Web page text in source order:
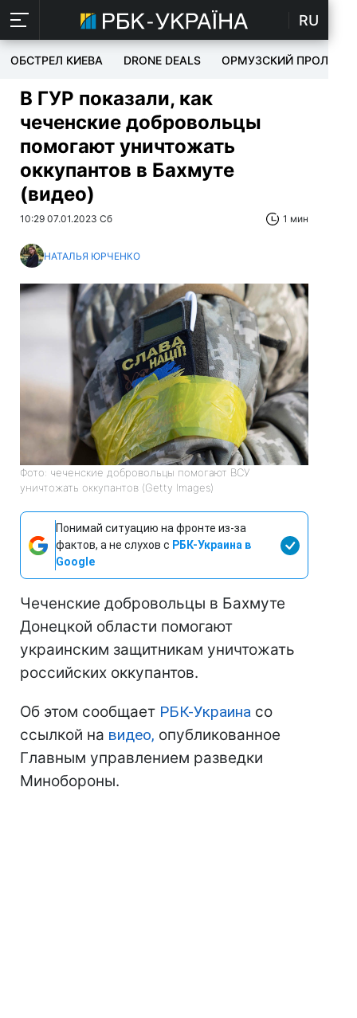
RU
ОБСТРЕЛ КИЕВА DRONE DEALS ОРМУЗСКИЙ ПРОЛИВ
В ГУР показали, как
чеченские добровольцы
помогают уничтожать
оккупантов в Бахмуте
(видео)
10:29 07.01.2023 Сб 1 мин
НАТАЛЬЯ ЮРЧЕНКО
Фото: чеченские добровольцы помогают ВСУ
уничтожать оккупантов (Getty Images)
Понимай ситуацию на фронте из-за
фактов, а не слухов с РБК-Украина в
Google
Чеченские добровольцы в Бахмуте
Донецкой области помогают
украинским защитникам уничтожать
российских оккупантов.
Об этом сообщает РБК-Украина со
ссылкой на видео, опубликованное
Главным управлением разведки
Минобороны.